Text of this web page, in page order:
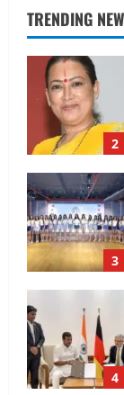
TRENDING 2
3
4
5